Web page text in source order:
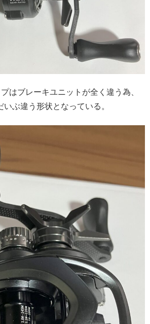
はブレーキユニットが全く違う為、
ぶ違う形状となっている。